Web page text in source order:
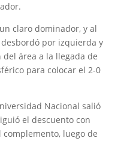
claro dominador, y al
desbordó por izquierda y
área a la llegada de
para colocar el 2-0
Nacional salió
el descuento con
luego de